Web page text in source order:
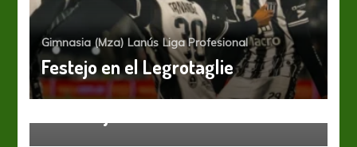
Gimnasia (Mza) Lanús Liga Profesional
Festejo en el Legrotaglie
Boca Juniors Liga Profesional
Boca visita a Rafaela para estirar